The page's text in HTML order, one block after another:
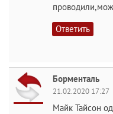
Ответить
Борменталь
21.02.2020 17:27
Майк Тайсон